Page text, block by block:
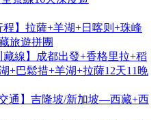
程】拉薩+羊湖+日喀则+珠峰
旅遊拼團
藏線】成都出發+香格里拉+稻
+巴鬆措+羊湖+拉薩12天11晚
通】吉隆坡/新加坡—西藏+西